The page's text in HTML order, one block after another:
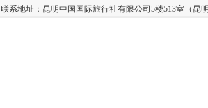
联系地址：昆明中国国际旅行社有限公司5楼513室（昆